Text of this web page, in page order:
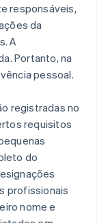
responsáveis,
da
A
Portanto, na
pessoal.
registradas no
requisitos
do
profissionais
nome e